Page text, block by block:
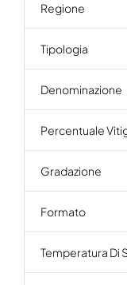
Regione
Tipologia
Denominazione
Percentuale
Gradazione
Formato
Temperatura Di